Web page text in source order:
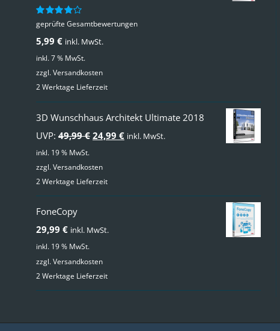
Bewertet
von 5
geprüfte Gesamtbewertungen
5,99 € inkl. MwSt.
inkl. 7 % MwSt.
zzgl.Versandkosten
2 Werktage Lieferzeit
3D Wunschhaus Architekt Ultimate 2018
UVP: 49,99€ Ursprünglicher
war:
24,99 €Aktueller
inkl. MwSt.
inkl. 19 % MwSt.
zzgl.Versandkosten
2 Werktage Lieferzeit
FoneCopy
29,99 € inkl. MwSt.
inkl. 19 % MwSt.
zzgl.Versandkosten
2 Werktage Lieferzeit